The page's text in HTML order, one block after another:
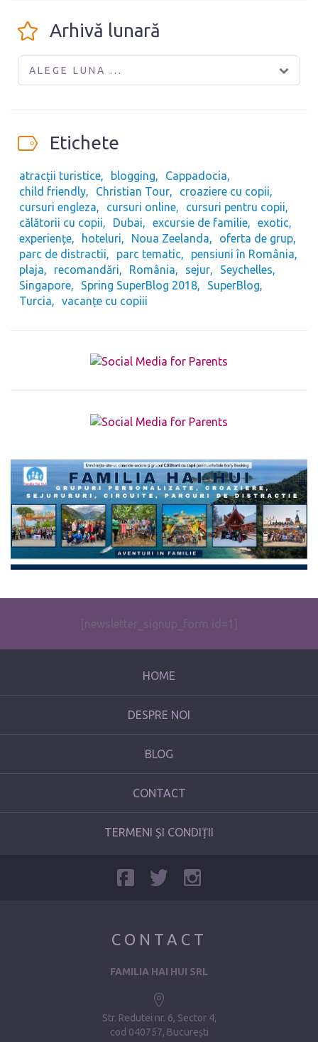
Arhivă lunară
ALEGE LUNA ...
Etichete
atracții turistice blogging
Cappadocia
child friendly
Christian Tour
croaziere cu copii
cursuri engleza
cursuri online
cursuri pentru copii
călătorii cu copii
Dubai excursie de familie
exotic
experiențe
hoteluri Noua Zeelanda
oferta de grup
parc de distractii
parc tematic
pensiuni în România
plaja
recomandări România sejur
Seychelles
Singapore
Spring SuperBlog 2018
SuperBlog
Turcia
vacanțe cu copiii
The form you have selected does not exist.
[newsletter_signup_form id=1]
HOME
DESPRE NOI
BLOG
CONTACT
TERMENI ȘI CONDIȚII
CONTACT
FAMILIA HAI HUI SRL
Str. Redutei nr. 6, Sector 4
cod 040757, București